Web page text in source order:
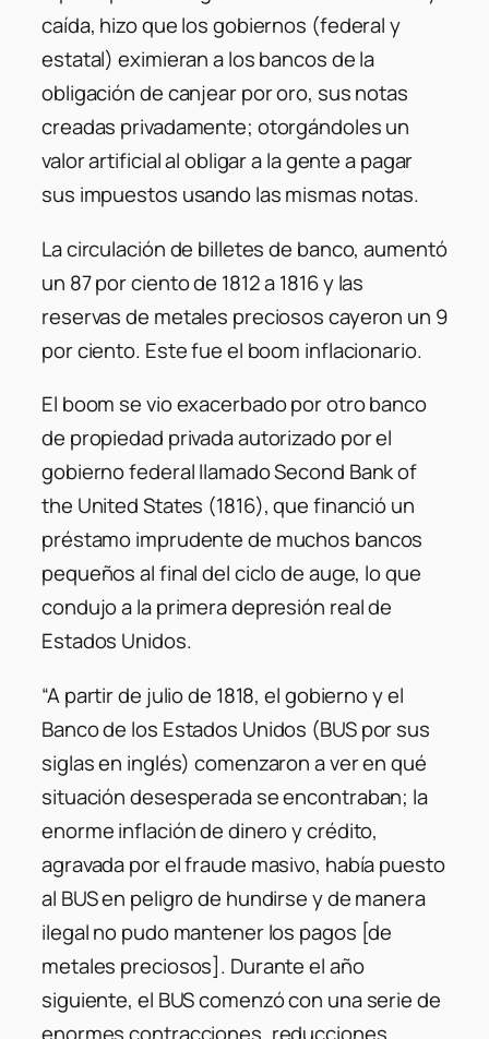
caída, hizo que los gobiernos (federal y
estatal) eximieran a los bancos de la
obligación de canjear por oro, sus notas
creadas privadamente; otorgándoles un
valor artificial al obligar a la gente a pagar
sus impuestos usando las mismas notas.
La circulación de billetes de banco, aumentó
un 87 por ciento de 1812 a 1816 y las
reservas de metales preciosos cayeron un 9
por ciento. Este fue el boom inflacionario.
El boom se vio exacerbado por otro banco
de propiedad privada autorizado por el
gobierno federal llamado Second Bank of
the United States (1816), que financió un
préstamo imprudente de muchos bancos
pequeños al final del ciclo de auge, lo que
condujo a la primera depresión real de
Estados Unidos.
“A partir de julio de 1818, el gobierno y el
Banco de los Estados Unidos (BUS por sus
siglas en inglés) comenzaron a ver en qué
situación desesperada se encontraban; la
enorme inflación de dinero y crédito,
agravada por el fraude masivo, había puesto
al BUS en peligro de hundirse y de manera
ilegal no pudo mantener los pagos [de
metales preciosos]. Durante el año
siguiente, el BUS comenzó con una serie de